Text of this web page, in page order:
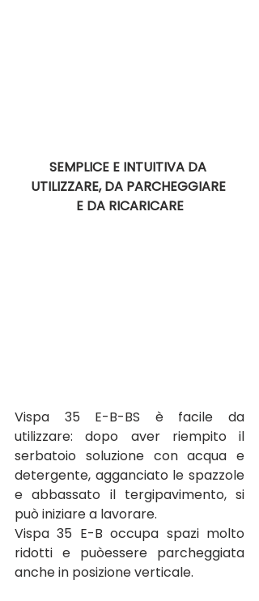
SEMPLICE E INTUITIVA DA
UTILIZZARE, DA PARCHEGGIARE
E DA RICARICARE
Vispa 35 E-B-BS è facile da
utilizzare: dopo aver riempito il
serbatoio soluzione con acqua e
detergente, agganciato le spazzole
e abbassato il tergipavimento, si
può iniziare a lavorare.
Vispa 35 E-B occupa spazi molto
ridotti e puòessere parcheggiata
anche in posizione verticale.